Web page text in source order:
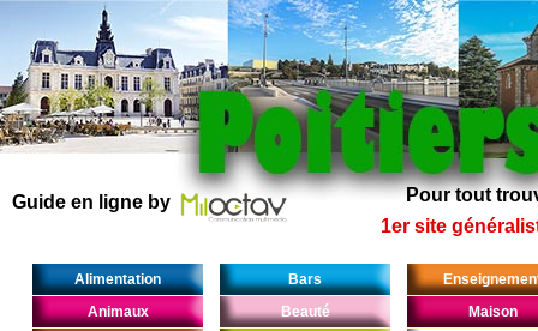
Pour tout
1er site
Guide en ligne by
Alimentation
Animaux
Bars
Beauté
Maison